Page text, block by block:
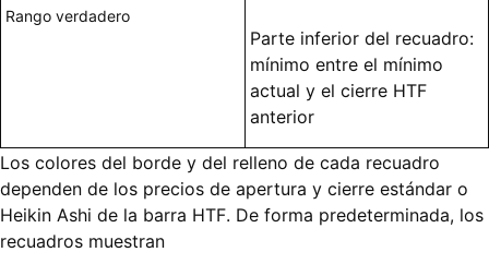
Rango verdadero
Parte inferior del recuadro:
mínimo entre el mínimo
actual y el cierre HTF
anterior
Los colores del borde y del relleno de cada recuadro
dependen de los precios de apertura y cierre estándar o
Heikin Ashi de la barra HTF. De forma predeterminada, los
recuadros muestran